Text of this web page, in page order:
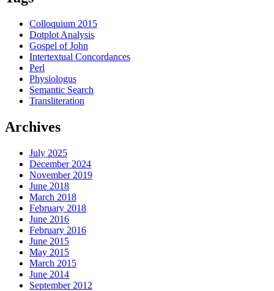
Colloquium 2015
Dotplot Analysis
Gospel of John
Intertextual Concordances
Perl
Physiologus
Semantic Search
Transliteration
Archives
July 2025
December 2024
November 2019
June 2018
March 2018
February 2018
June 2016
February 2016
June 2015
May 2015
March 2015
June 2014
September 2012